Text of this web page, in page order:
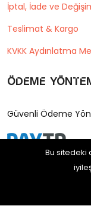
İptal, İade ve
Teslimat & Kargo
KVKK Aydınlatma
Ödeme
Güvenli Ödeme
Copyright © 2025
Tüm hakları saklıdır.
Bu sitedeki